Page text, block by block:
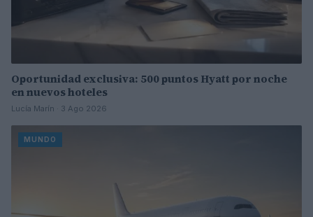
Oportunidad exclusiva: 500 puntos Hyatt por noche
en nuevos hoteles
Lucía Marín · 3 Ago 2026
MUNDO